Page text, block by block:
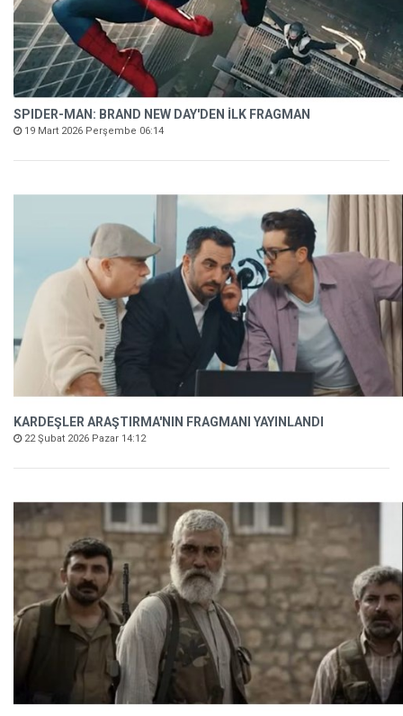
SPIDER-MAN: BRAND NEW DAY'DEN İLK FRAGMAN
19 Mart 2026 Perşembe 06:14
KARDEŞLER ARAŞTIRMA'NIN FRAGMANI YAYINLANDI
22 Şubat 2026 Pazar 14:12